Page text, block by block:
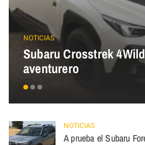
NOTICIAS
Subaru Crosstrek
aventurero
NOTICIAS
A prueba el Subaru